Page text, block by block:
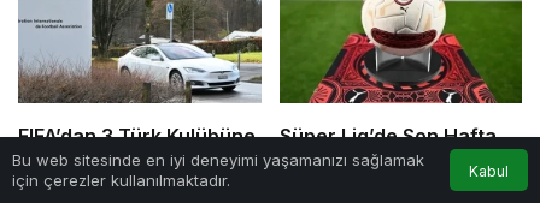
FIFA’dan 3 Türk Kulübüne
3 Dönem Transfer
Yasağı!
Süper Lig’de Son Hafta
Heyecanı Başlıyor!
Bu web sitesinde en iyi deneyimi yaşamanızı sağlamak
için çerezler kullanılmaktadır.
Kabul